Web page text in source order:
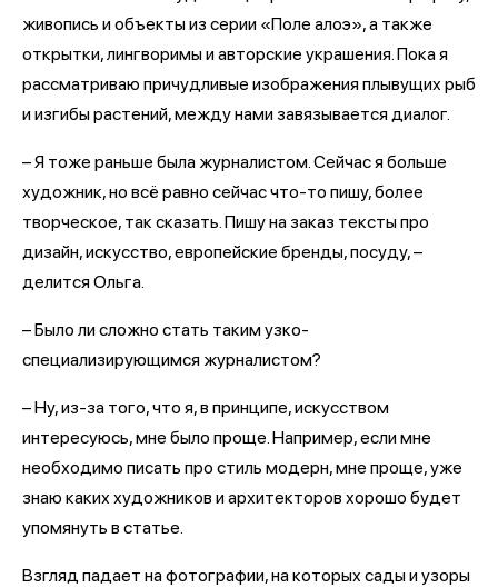
живопись и объекты из серии «Поле алоэ», а также
открытки, лингворимы и авторские украшения. Пока я
рассматриваю причудливые изображения плывущих рыб
и изгибы растений, между нами завязывается диалог.
– Я тоже раньше была журналистом. Сейчас я больше
художник, но всё равно сейчас что-то пишу, более
творческое, так сказать. Пишу на заказ тексты про
дизайн, искусство, европейские бренды, посуду, –
делится Ольга.
– Было ли сложно стать таким узко-
специализирующимся журналистом?
– Ну, из-за того, что я, в принципе, искусством
интересуюсь, мне было проще. Например, если мне
необходимо писать про стиль модерн, мне проще, уже
знаю каких художников и архитекторов хорошо будет
упомянуть в статье.
Взгляд падает на фотографии, на которых сады и узоры